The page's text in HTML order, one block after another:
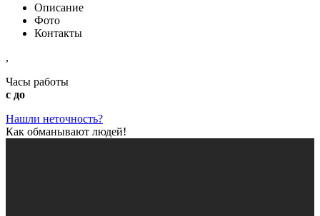
Описание
Фото
Контакты
,
Часы работы
с до
Нашли неточность?
Как обманывают людей!